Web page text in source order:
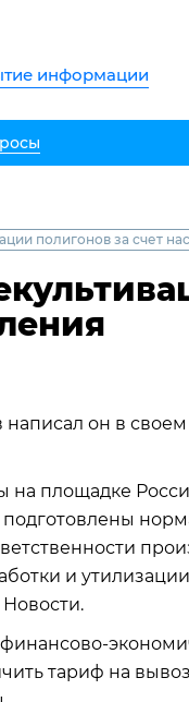
информации
полигонов за счет
он в своем
площадке
и утилизации
тариф на вывоз